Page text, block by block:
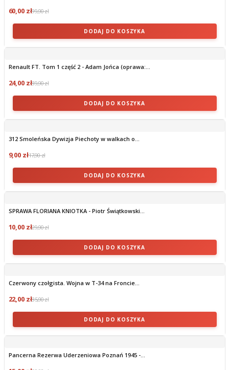
60,00 zł99,90 zł
DODAJ DO KOSZYKA
Renault FT. Tom 1 część 2 - Adam Jońca (oprawa:...
24,00 zł39,90 zł
DODAJ DO KOSZYKA
312 Smoleńska Dywizja Piechoty w walkach o...
9,00 zł17,90 zł
DODAJ DO KOSZYKA
SPRAWA FLORIANA KNIOTKA - Piotr Świątkowski...
10,00 zł29,90 zł
DODAJ DO KOSZYKA
Czerwony czołgista. Wojna w T-34 na Froncie...
22,00 zł35,90 zł
DODAJ DO KOSZYKA
Pancerna Rezerwa Uderzeniowa Poznań 1945 -...